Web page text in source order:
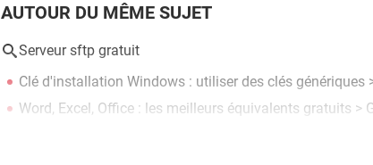
AUTOUR DU MÊME SUJET
Serveur sftp gratuit
Clé d'installation Windows : utiliser des clés génériques
Word, Excel, Office : les meilleurs équivalents gratuits >